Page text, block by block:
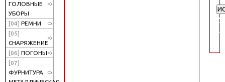
ГОЛОВНЫЕ
УБОРЫ
[04] РЕМНИ
[05]
СНАРЯЖЕНИЕ
[06] ПОГОНЫ
[07]
ФУРНИТУРА